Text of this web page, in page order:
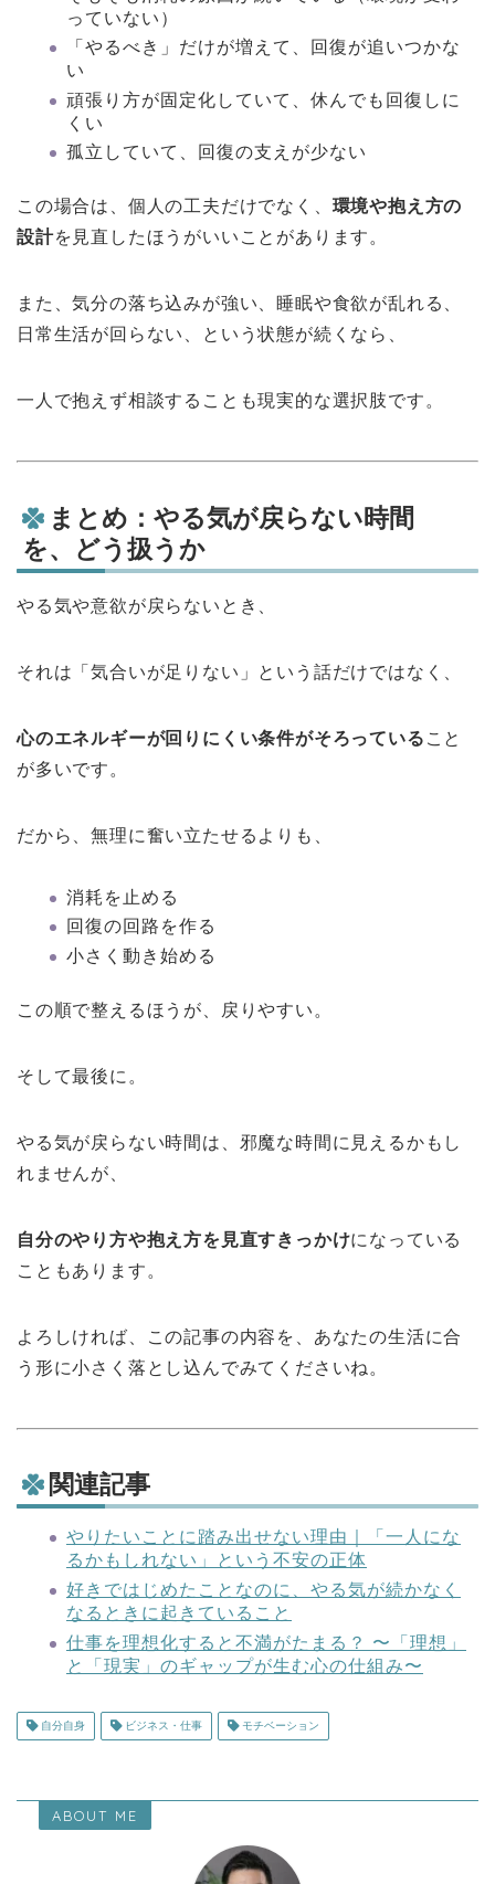
っていない）
「やるべき」だけが増えて、回復が追いつかな
い
頑張り方が固定化していて、休んでも回復しに
くい
孤立していて、回復の支えが少ない
この場合は、個人の工夫だけでなく、 環境や抱え方の
設計を見直したほうがいいことがあります。
また、気分の落ち込みが強い、睡眠や食欲が乱れる、
日常生活が回らない、という状態が続くなら、
一人で抱えず相談することも現実的な選択肢です。
まとめ：やる気が戻らない時間
を、どう扱うか
やる気や意欲が戻らないとき、
それは「気合いが足りない」という話だけではなく、
心のエネルギーが回りにくい条件がそろっている こと
が多いです。
だから、無理に奮い立たせるよりも、
消耗を止める
回復の回路を作る
小さく動き始める
この順で整えるほうが、戻りやすい。
そして最後に。
やる気が戻らない時間は、邪魔な時間に見えるかもし
れませんが、
自分のやり方や抱え方を見直すきっかけになっている
こともあります。
よろしければ、この記事の内容を、あなたの生活に合
う形に小さく落とし込んでみてくださいね。
関連記事
やりたいことに踏み出せない理由｜「一人にな
るかもしれない」という不安の正体
好きではじめたことなのに、やる気が続かなく
なるときに起きていること
仕事を理想化すると不満がたまる？ 〜「理想」
と「現実」のギャップが生む心の仕組み〜
自分自身 ビジネス・仕事 モチベーション
ABOUT ME